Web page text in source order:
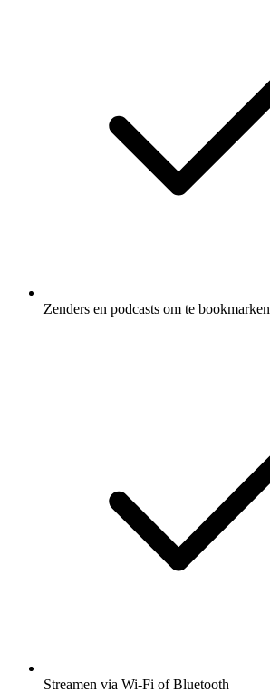
Zenders en podcasts om te bookmarken
Streamen via Wi-Fi of Bluetooth